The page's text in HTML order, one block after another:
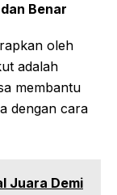
Benar
oleh
adalah
membantu
dengan cara
Juara Demi